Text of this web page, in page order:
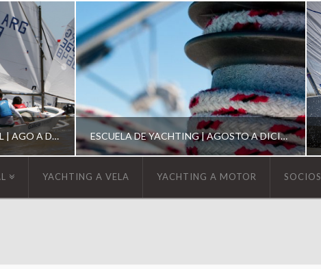
ESCUELA DE OPTIMIST INICIAL | AGO A DIC 2026 ESCUELA DE YACHTING | AGOSTO A DICIEMBRE 2026
YACHTING A VELA YACHTING A MOTOR SOCIOS